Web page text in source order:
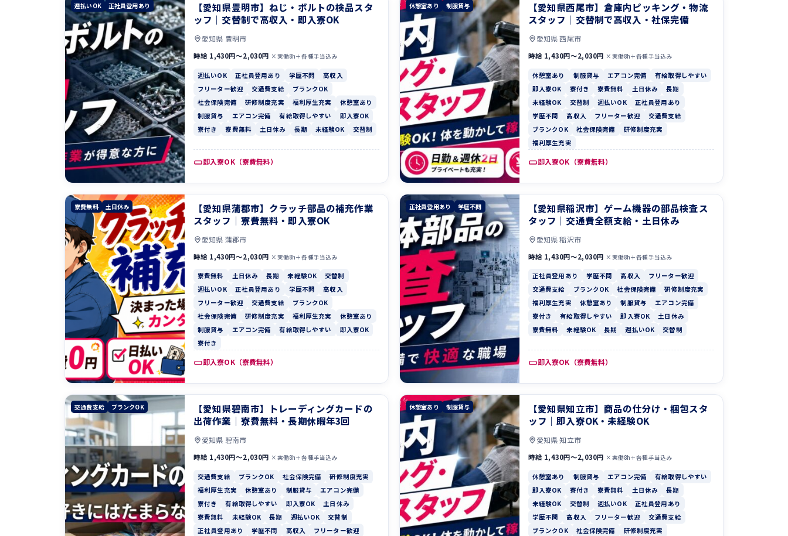
週払いOK 正社員登用あり
【愛知県豊明市】ねじ・ボルトの検品スタ
ッフ｜交替制で高収入・即入寮OK
愛知県 豊明市
時給 1,430円〜2,030円 ×実働8h＋各種手当込み
週払いOK 正社員登用あり 学歴不問
高収入
フリーター歓迎
交通費支給
ブランクOK
社会保険完備
研修制度充実 福利厚生充実
休憩室あり
制服貸与
エアコン完備 有給取得しやすい
即入寮OK
寮付き
寮費無料 土日休み 長期 未経験OK 交替制
即入寮OK（寮費無料）
休憩室あり 制服貸与
【愛知県西尾市】倉庫内ピッキング・物流
スタッフ｜交替制で高収入・社保完備
愛知県 西尾市
時給 1,430円〜2,030円 ×実働8h＋各種手当込み
休憩室あり 制服貸与 エアコン完備
有給取得しやすい
即入寮OK
寮付き 寮費無料 土日休み
長期
未経験OK
交替制 週払いOK
正社員登用あり
学歴不問
高収入 フリーター歓迎
交通費支給
ブランクOK
社会保険完備
研修制度充実
福利厚生充実
即入寮OK（寮費無料）
寮費無料 土日休み
【愛知県蒲郡市】クラッチ部品の補充作業
スタッフ｜寮費無料・即入寮OK
愛知県 蒲郡市
時給 1,430円〜2,030円 ×実働8h＋各種手当込み
寮費無料 土日休み 長期 未経験OK
交替制
週払いOK
正社員登用あり 学歴不問
高収入
フリーター歓迎
交通費支給
ブランクOK
社会保険完備
研修制度充実 福利厚生充実
休憩室あり
制服貸与
エアコン完備 有給取得しやすい
即入寮OK
寮付き
即入寮OK（寮費無料）
正社員登用あり 学歴不問
【愛知県稲沢市】ゲーム機器の部品検査ス
タッフ｜交通費全額支給・土日休み
愛知県 稲沢市
時給 1,430円〜2,030円 ×実働8h＋各種手当込み
正社員登用あり 学歴不問 高収入
フリーター歓迎
交通費支給
ブランクOK 社会保険完備
研修制度充実
福利厚生充実
休憩室あり 制服貸与
エアコン完備
寮付き
有給取得しやすい 即入寮OK
土日休み
寮費無料
未経験OK 長期 週払いOK 交替制
即入寮OK（寮費無料）
交通費支給 ブランクOK
【愛知県碧南市】トレーディングカードの
出荷作業｜寮費無料・長期休暇年3回
愛知県 碧南市
時給 1,430円〜2,030円 ×実働8h＋各種手当込み
交通費支給 ブランクOK 社会保険完備
研修制度充実
福利厚生充実
休憩室あり 制服貸与
エアコン完備
寮付き
有給取得しやすい 即入寮OK
土日休み
寮費無料
未経験OK 長期 週払いOK
交替制
正社員登用あり
学歴不問 高収入 フリーター歓迎
休憩室あり 制服貸与
【愛知県知立市】商品の仕分け・梱包スタ
ッフ｜即入寮OK・未経験OK
愛知県 知立市
時給 1,430円〜2,030円 ×実働8h＋各種手当込み
休憩室あり 制服貸与 エアコン完備
有給取得しやすい
即入寮OK
寮付き 寮費無料 土日休み
長期
未経験OK
交替制 週払いOK
正社員登用あり
学歴不問
高収入 フリーター歓迎
交通費支給
ブランクOK
社会保険完備
研修制度充実